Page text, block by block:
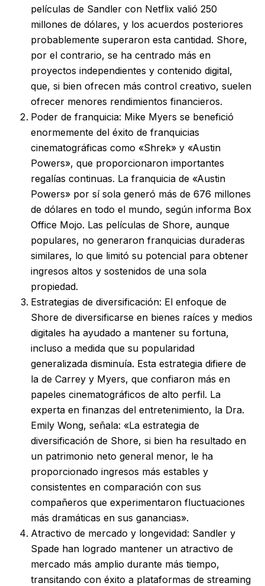
películas de Sandler con Netflix valió 250
millones de dólares, y los acuerdos posteriores
probablemente superaron esta cantidad. Shore,
por el contrario, se ha centrado más en
proyectos independientes y contenido digital,
que, si bien ofrecen más control creativo, suelen
ofrecer menores rendimientos financieros.
Poder de franquicia: Mike Myers se benefició
enormemente del éxito de franquicias
cinematográficas como «Shrek» y «Austin
Powers», que proporcionaron importantes
regalías continuas. La franquicia de «Austin
Powers» por sí sola generó más de 676 millones
de dólares en todo el mundo, según informa Box
Office Mojo. Las películas de Shore, aunque
populares, no generaron franquicias duraderas
similares, lo que limitó su potencial para obtener
ingresos altos y sostenidos de una sola
propiedad.
Estrategias de diversificación: El enfoque de
Shore de diversificarse en bienes raíces y medios
digitales ha ayudado a mantener su fortuna,
incluso a medida que su popularidad
generalizada disminuía. Esta estrategia difiere de
la de Carrey y Myers, que confiaron más en
papeles cinematográficos de alto perfil. La
experta en finanzas del entretenimiento, la Dra.
Emily Wong, señala: «La estrategia de
diversificación de Shore, si bien ha resultado en
un patrimonio neto general menor, le ha
proporcionado ingresos más estables y
consistentes en comparación con sus
compañeros que experimentaron fluctuaciones
más dramáticas en sus ganancias».
Atractivo de mercado y longevidad: Sandler y
Spade han logrado mantener un atractivo de
mercado más amplio durante más tiempo,
transitando con éxito a plataformas de streaming